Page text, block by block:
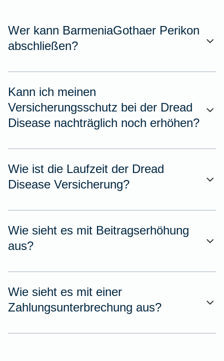
Wer kann BarmeniaGothaer Perikon
abschließen?
Kann ich meinen
Versicherungsschutz bei der Dread
Disease nachträglich noch erhöhen?
Wie ist die Laufzeit der Dread
Disease Versicherung?
Wie sieht es mit Beitragserhöhung
aus?
Wie sieht es mit einer
Zahlungsunterbrechung aus?